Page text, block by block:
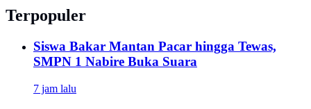
Terpopuler
Siswa Bakar Mantan Pacar hingga Tewas,
SMPN 1 Nabire Buka Suara
7 jam lalu